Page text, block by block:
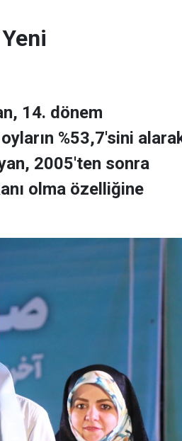
14. dönem
%53,7'sini
2005'ten sonra
olma özelliğine